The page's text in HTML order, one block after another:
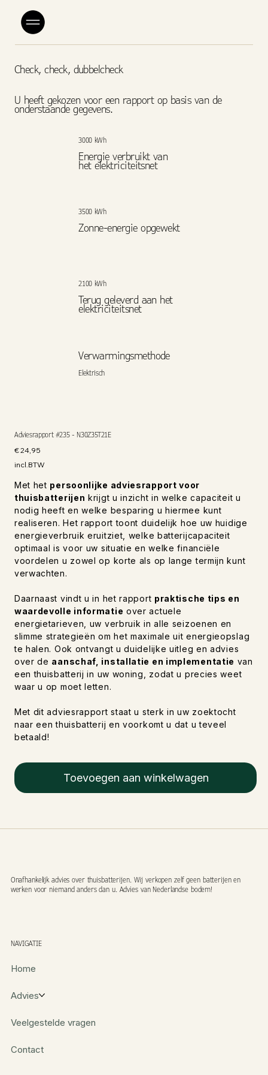
Check, check, dubbelcheck
U heeft gekozen voor een rapport op basis van de
onderstaande gegevens.
3000 kWh
Energie verbruikt van
het elektriciteitsnet
3500 kWh
Zonne-energie opgewekt
2100 kWh
Terug geleverd aan het
elektriciteitsnet
Elektrisch
Verwarmingsmethode
Adviesrapport #235 - N30Z35T21E
Prijs
€ 24,95
incl.BTW
Met het persoonlijke adviesrapport voor
thuisbatterijen krijgt u inzicht in welke capaciteit u
nodig heeft en welke besparing u hiermee kunt
realiseren. Het rapport toont duidelijk hoe uw huidige
energieverbruik eruitziet, welke batterijcapaciteit
optimaal is voor uw situatie en welke financiële
voordelen u zowel op korte als op lange termijn kunt
verwachten.
Daarnaast vindt u in het rapport praktische tips en
waardevolle informatie over actuele
energietarieven, uw verbruik in alle seizoenen en
slimme strategieën om het maximale uit energieopslag
te halen. Ook ontvangt u duidelijke uitleg en advies
over de aanschaf, installatie en implementatie van
een thuisbatterij in uw woning, zodat u precies weet
waar u op moet letten.
Met dit adviesrapport staat u sterk in uw zoektocht
naar een thuisbatterij en voorkomt u dat u teveel
betaald!
Toevoegen aan winkelwagen
NAVIGATIE
Onafhankelijk advies over thuisbatterijen. Wij verkopen zelf geen batterijen en
werken voor niemand anders dan u. Advies van Nederlandse bodem!
Home
Advies
Veelgestelde vragen
Contact